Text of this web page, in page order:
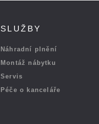
SLUŽBY
Náhradní plnění
Montáž nábytku
Servis
Péče o kanceláře